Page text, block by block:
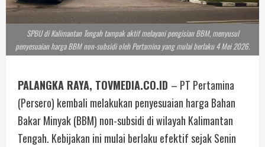
SPBU di Kalimantan Tengah tampak aktif melayani pengisian BBM, menyusul
penyesuaian harga BBM non-subsidi oleh Pertamina yang mulai berlaku 4 Mei 2026.
PALANGKA RAYA, TOVMEDIA.CO.ID – PT Pertamina
(Persero) kembali melakukan penyesuaian harga Bahan
Bakar Minyak (BBM) non-subsidi di wilayah Kalimantan
Tengah. Kebijakan ini mulai berlaku efektif sejak Senin